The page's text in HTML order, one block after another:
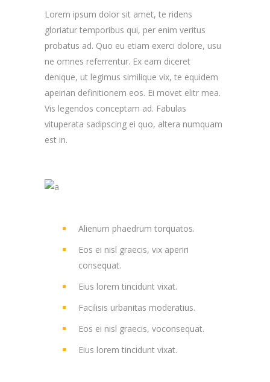
Lorem ipsum dolor sit amet, te ridens
gloriatur temporibus qui, per enim veritus
probatus ad. Quo eu etiam exerci dolore, usu
ne omnes referrentur. Ex eam diceret
denique, ut legimus similique vix, te equidem
apeirian definitionem eos. Ei movet elitr mea.
Vis legendos conceptam ad. Fabulas
vituperata sadipscing ei quo, altera numquam
est in.
Alienum phaedrum torquatos.
Eos ei nisl graecis, vix aperiri
consequat.
Eius lorem tincidunt vixat.
Facilisis urbanitas moderatius.
Eos ei nisl graecis, voconsequat.
Eius lorem tincidunt vixat.